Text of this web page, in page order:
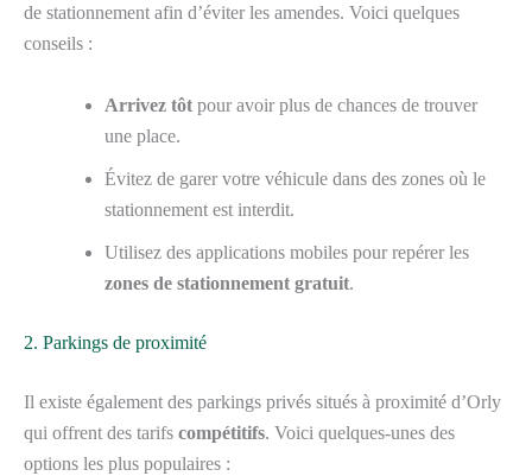
de stationnement afin d’éviter les amendes. Voici quelques
conseils :
Arrivez tôt pour avoir plus de chances de trouver
une place.
Évitez de garer votre véhicule dans des zones où le
stationnement est interdit.
Utilisez des applications mobiles pour repérer les
zones de stationnement gratuit.
2. Parkings de proximité
Il existe également des parkings privés situés à proximité d’Orly
qui offrent des tarifs compétitifs. Voici quelques-unes des
options les plus populaires :